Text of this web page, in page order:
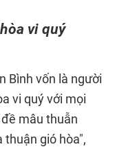
vi quý
Bình vốn là người
vi quý với mọi
mâu thuẫn
gió hòa",